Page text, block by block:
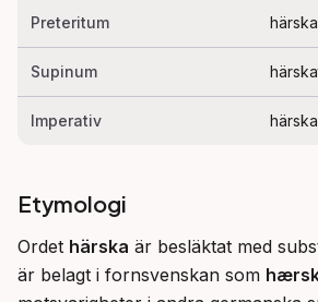
Preteritum
Supinum
Imperativ härska
Etymologi
Ordet härska är besläktat med
är belagt i fornsvenskan som